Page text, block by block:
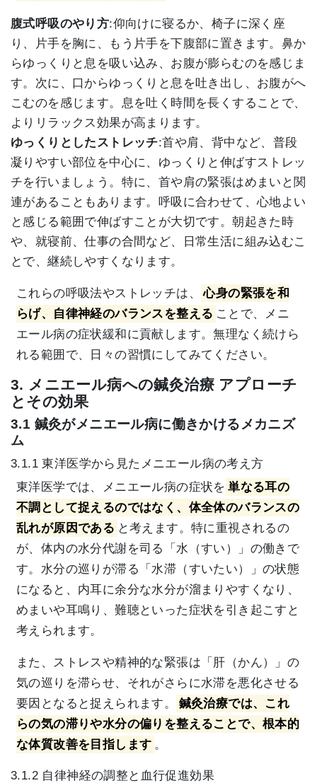
腹式呼吸のやり方:仰向けに寝るか、椅子に深く座
り、片手を胸に、もう片手を下腹部に置きます。鼻か
らゆっくりと息を吸い込み、お腹が膨らむのを感じま
す。次に、口からゆっくりと息を吐き出し、お腹がへ
こむのを感じます。息を吐く時間を長くすることで、
よりリラックス効果が高まります。
ゆっくりとしたストレッチ:首や肩、背中など、普段
凝りやすい部位を中心に、ゆっくりと伸ばすストレッ
チを行いましょう。特に、首や肩の緊張はめまいと関
連があることもあります。呼吸に合わせて、心地よい
と感じる範囲で伸ばすことが大切です。朝起きた時
や、就寝前、仕事の合間など、日常生活に組み込むこ
とで、継続しやすくなります。
これらの呼吸法やストレッチは、
心身の緊張を和
らげ、自律神経のバランスを整える ことで、メニ
エール病の症状緩和に貢献します。無理なく続けら
れる範囲で、日々の習慣にしてみてください。
3. メニエール病への鍼灸治療 アプローチ
とその効果
3.1 鍼灸がメニエール病に働きかけるメカニズ
ム
3.1.1 東洋医学から見たメニエール病の考え方
東洋医学では、メニエール病の症状を 単なる耳の
不調として捉えるのではなく、体全体のバランスの
乱れが原因である と考えます。特に重視されるの
が、体内の水分代謝を司る「水（すい）」の働きで
す。水分の巡りが滞る「水滞（すいたい）」の状態
になると、内耳に余分な水分が溜まりやすくなり、
めまいや耳鳴り、難聴といった症状を引き起こすと
考えられます。
また、ストレスや精神的な緊張は「肝（かん）」の
気の巡りを滞らせ、それがさらに水滞を悪化させる
要因となると捉えられます。
鍼灸治療では、これ
らの気の滞りや水分の偏りを整えることで、根本的
な体質改善を目指します 。
3.1.2 自律神経の調整と血行促進効果